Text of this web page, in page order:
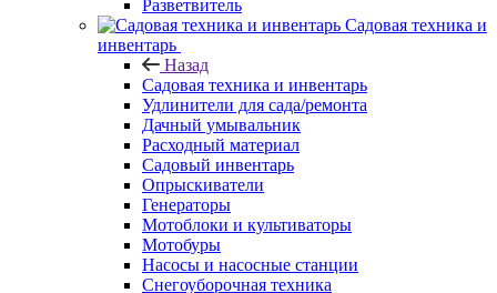
Разветвитель
Садовая техника и
инвентарь
Назад
Садовая техника и инвентарь
Удлинители для сада/ремонта
Дачный умывальник
Расходный материал
Садовый инвентарь
Опрыскиватели
Генераторы
Мотоблоки и культиваторы
Мотобуры
Насосы и насосные станции
Снегоуборочная техника